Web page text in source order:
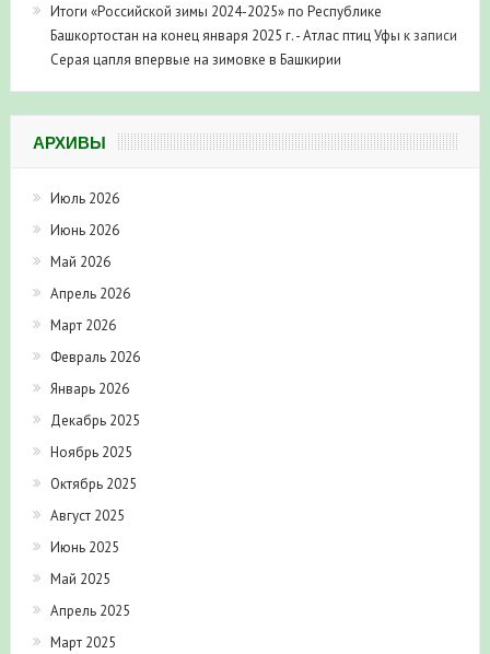
Итоги «Российской зимы 2024-2025» по Республике
Башкортостан на конец января 2025 г. - Атлас птиц Уфы к записи
Серая цапля впервые на зимовке в Башкирии
АРХИВЫ
Июль 2026
Июнь 2026
Май 2026
Апрель 2026
Март 2026
Февраль 2026
Январь 2026
Декабрь 2025
Ноябрь 2025
Октябрь 2025
Август 2025
Июнь 2025
Май 2025
Апрель 2025
Март 2025